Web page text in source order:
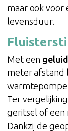
maar ook voor
levensduur.
Met een
meter afstand
Ter
geritsel of een
Dankzij de